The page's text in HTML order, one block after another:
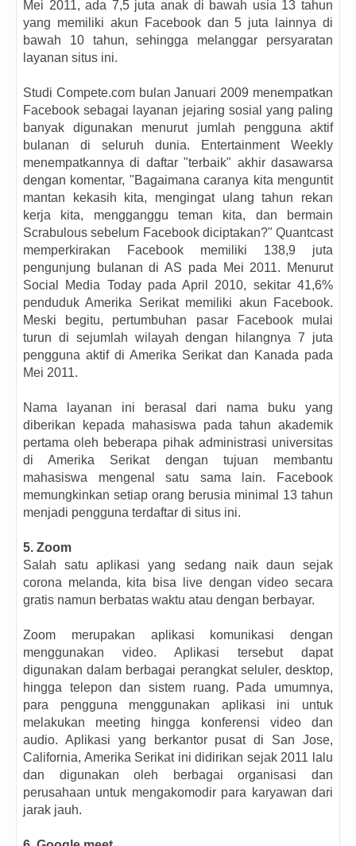
Mei 2011, ada 7,5 juta anak di bawah usia 13 tahun
yang memiliki akun Facebook dan 5 juta lainnya di
bawah 10 tahun, sehingga melanggar persyaratan
layanan situs ini.
Studi Compete.com bulan Januari 2009 menempatkan
Facebook sebagai layanan jejaring sosial yang paling
banyak digunakan menurut jumlah pengguna aktif
bulanan di seluruh dunia. Entertainment Weekly
menempatkannya di daftar "terbaik" akhir dasawarsa
dengan komentar, "Bagaimana caranya kita menguntit
mantan kekasih kita, mengingat ulang tahun rekan
kerja kita, mengganggu teman kita, dan bermain
Scrabulous sebelum Facebook diciptakan?" Quantcast
memperkirakan Facebook memiliki 138,9 juta
pengunjung bulanan di AS pada Mei 2011. Menurut
Social Media Today pada April 2010, sekitar 41,6%
penduduk Amerika Serikat memiliki akun Facebook.
Meski begitu, pertumbuhan pasar Facebook mulai
turun di sejumlah wilayah dengan hilangnya 7 juta
pengguna aktif di Amerika Serikat dan Kanada pada
Mei 2011.
Nama layanan ini berasal dari nama buku yang
diberikan kepada mahasiswa pada tahun akademik
pertama oleh beberapa pihak administrasi universitas
di Amerika Serikat dengan tujuan membantu
mahasiswa mengenal satu sama lain. Facebook
memungkinkan setiap orang berusia minimal 13 tahun
menjadi pengguna terdaftar di situs ini.
5. Zoom
Salah satu aplikasi yang sedang naik daun sejak
corona melanda, kita bisa live dengan video secara
gratis namun berbatas waktu atau dengan berbayar.
Zoom merupakan aplikasi komunikasi dengan
menggunakan video. Aplikasi tersebut dapat
digunakan dalam berbagai perangkat seluler, desktop,
hingga telepon dan sistem ruang. Pada umumnya,
para pengguna menggunakan aplikasi ini untuk
melakukan meeting hingga konferensi video dan
audio. Aplikasi yang berkantor pusat di San Jose,
California, Amerika Serikat ini didirikan sejak 2011 lalu
dan digunakan oleh berbagai organisasi dan
perusahaan untuk mengakomodir para karyawan dari
jarak jauh.